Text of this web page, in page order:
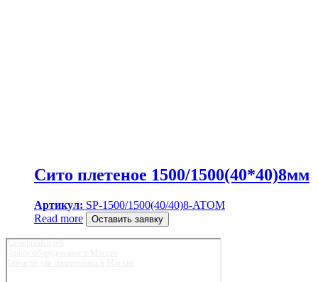
Сито плетеное 1500/1500(40*40)8мм
Артикул: SP-1500/1500(40/40)8-ATOM
Read more
Оставить заявку